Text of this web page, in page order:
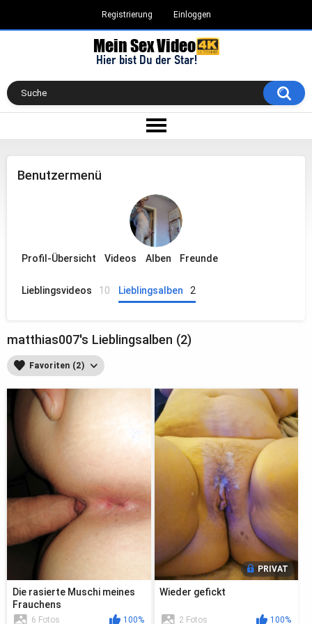
Registrierung Einloggen
Benutzermenü
Profil-Übersicht Videos Alben Freunde
Lieblingsvideos 10 Lieblingsalben 2
matthias007's Lieblingsalben (2)
Favoriten (2)
Die rasierte Muschi meines
Frauchens
6 Fotos 100%
PRIVAT
Wieder gefickt
2 Fotos 100%